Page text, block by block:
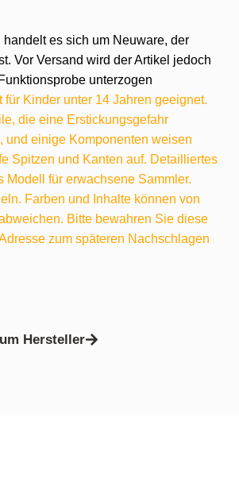
handelt es sich um Neuware, der
Vor Versand wird der Artikel jedoch
unterzogen
für Kinder unter 14 Jahren geeignet.
die eine Erstickungsgefahr
und einige Komponenten weisen
Spitzen und Kanten auf. Detailliertes
Modell für erwachsene Sammler.
Farben und Inhalte können von
Bitte bewahren Sie diese
zum späteren Nachschlagen
Hersteller